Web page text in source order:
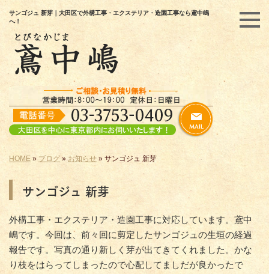
サンゴジュ 新芽｜大田区で外構工事・エクステリア・造園工事なら鳶中嶋
へ！
HOME » ブログ» お知らせ » サンゴジュ 新芽
サンゴジュ 新芽
外構工事・エクステリア・造園工事に対応しています。鳶中
嶋です。今回は、前々回に剪定したサンゴジュの生垣の経過
報告です。写真の通り新しく芽が出てきてくれました。かな
り枝をはらってしまったので心配してましだが良かったで